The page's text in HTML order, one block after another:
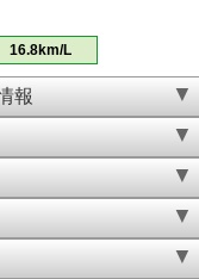
16.8km/L
報